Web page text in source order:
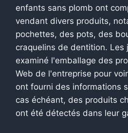
enfants sans plomb ont
vendant divers produits,
pochettes, des pots, des
craquelins de dentition. Les
examiné l'emballage des
Web de l'entreprise pour
ont fourni des informations
cas échéant, des produits
ont été détectés dans leur